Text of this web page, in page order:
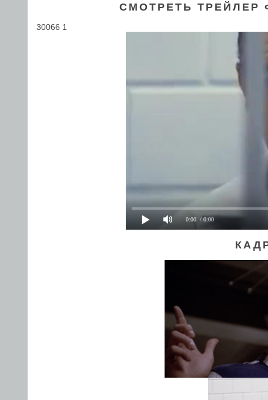
СМОТРЕТЬ ТРЕЙЛЕР
30066 1
0:00 / 0:00